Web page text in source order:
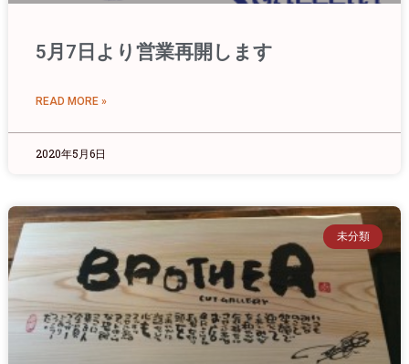
5月7日より営業再開します
READ MORE »
2020年5月6日
未分類